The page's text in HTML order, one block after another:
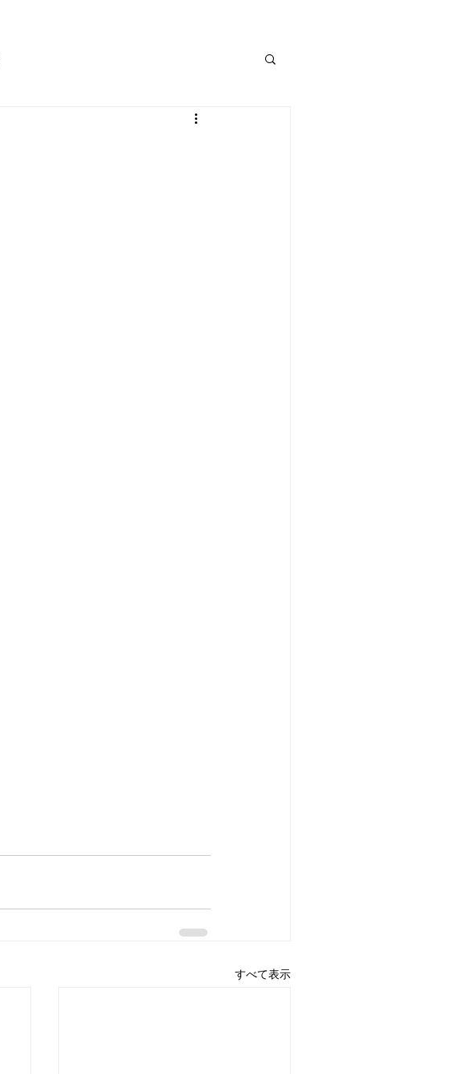
すべて表示